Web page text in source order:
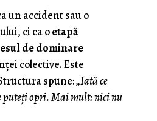
un accident sau o
ci ca oetapă
de dominare
colective. Este
spune:„Iată ce
puteți opri. Mai mult: nici nu